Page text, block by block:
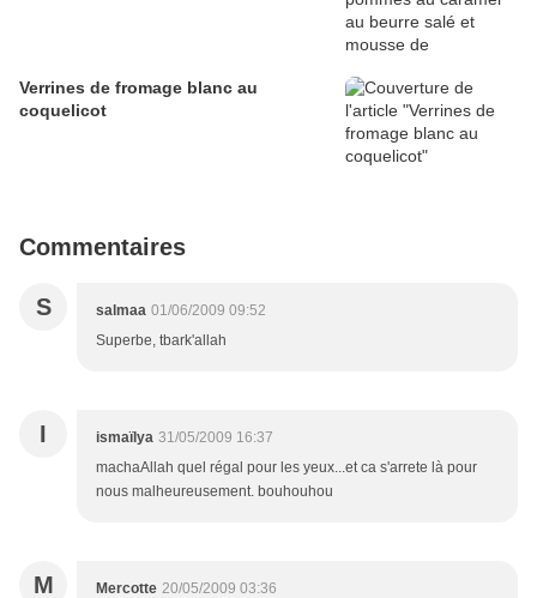
Verrines de fromage blanc au
coquelicot
Commentaires
S salmaa 01/06/2009 09:52
Superbe, tbark'allah
I ismaïlya 31/05/2009 16:37
machaAllah quel régal pour les yeux...et ca s'arrete là pour
nous malheureusement. bouhouhou
M Mercotte 20/05/2009 03:36